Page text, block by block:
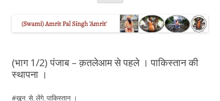
content
(भाग 1/2) पंजाब – क़तलेआम से पहले । पाकिस्तान की
स्थापना ।
#ख़ून_से_लेंगे_पाकिस्तान ।